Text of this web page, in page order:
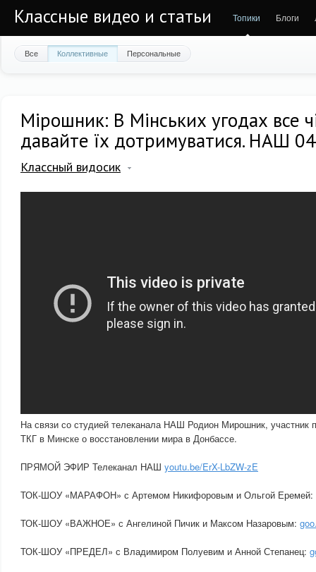
Классные видео и статьи Топики Блоги
Все Коллективные Персональные
Мірошник: В Мінських угодах все
давайте їх дотримуватися. НАШ
Классный видосик
На связи со студией телеканала НАШ Родион Мирошник, участник
ТКГ в Минске о восстановлении мира в Донбассе.
ПРЯМОЙ ЭФИР Телеканал НАШ youtu.be/ErX-LbZW-zE
ТОК-ШОУ «МАРАФОН» с Артемом Никифоровым и Ольгой Еремей:
ТОК-ШОУ «ВАЖНОЕ» с Ангелиной Пичик и Максом Назаровым:
ТОК-ШОУ «ПРЕДЕЛ» с Владимиром Полуевим и Анной Степанец: